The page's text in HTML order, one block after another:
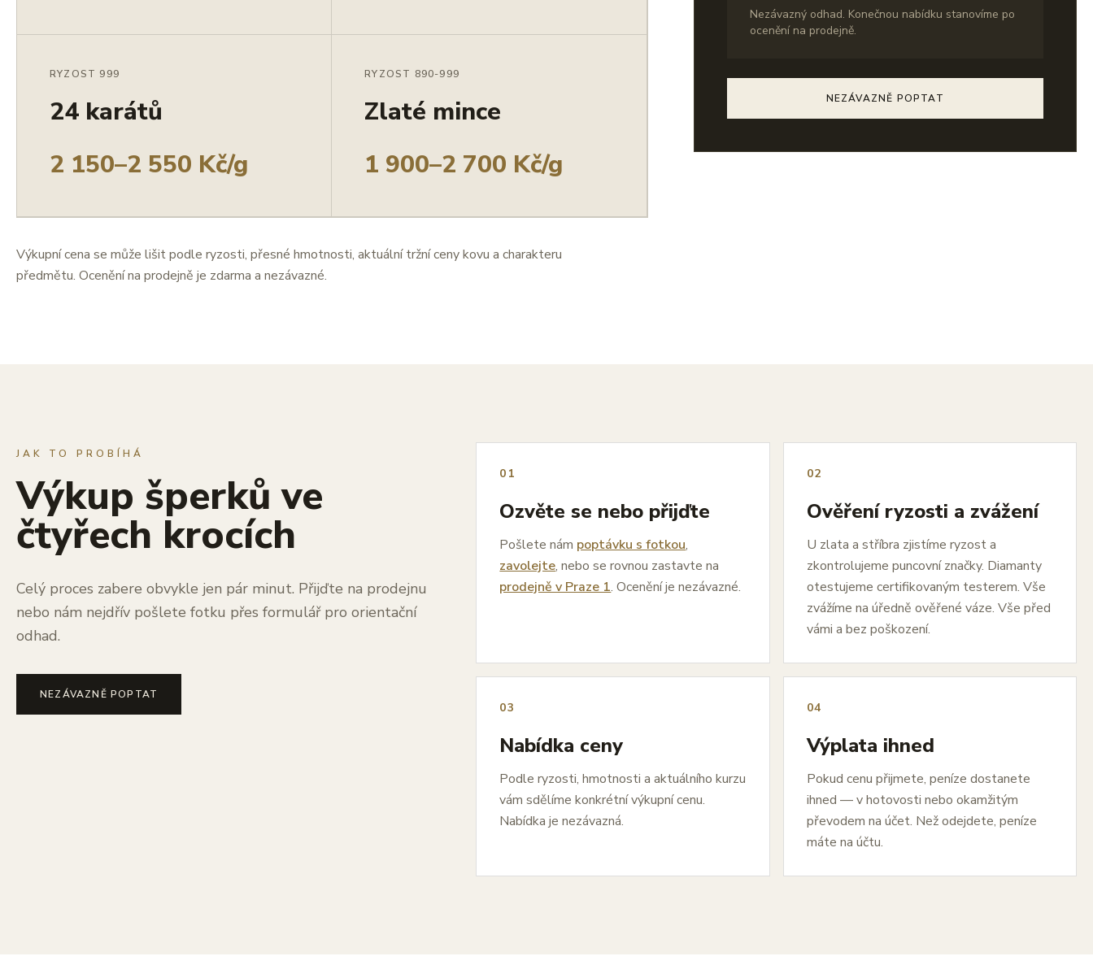
RYZOST 999
24 karátů
2 150–2 550 Kč/g
RYZOST 890-999
Zlaté mince
1 900–2 700 Kč/g
Výkupní cena se může lišit podle ryzosti, přesné hmotnosti, aktuální tržní ceny kovu a charakteru
předmětu. Ocenění na prodejně je zdarma a nezávazné.
Nezávazný odhad. Konečnou nabídku stanovíme po
ocenění na prodejně.
NEZÁVAZNĚ POPTAT
JAK TO PROBÍHÁ
Výkup šperků ve
čtyřech krocích
Celý proces zabere obvykle jen pár minut. Přijďte na prodejnu
nebo nám nejdřív pošlete fotku přes formulář pro orientační
odhad.
NEZÁVAZNĚ POPTAT
01
Ozvěte se nebo přijďte
Pošlete nám poptávku s fotkou,
zavolejte, nebo se rovnou zastavte na
prodejně v Praze 1. Ocenění je nezávazné.
02
Ověření ryzosti a zvážení
U zlata a stříbra zjistíme ryzost a
zkontrolujeme puncovní značky. Diamanty
otestujeme certifikovaným testerem. Vše
zvážíme na úředně ověřené váze. Vše před
vámi a bez poškození.
03
Nabídka ceny
Podle ryzosti, hmotnosti a aktuálního kurzu
vám sdělíme konkrétní výkupní cenu.
Nabídka je nezávazná.
04
Výplata ihned
Pokud cenu přijmete, peníze dostanete
ihned — v hotovosti nebo okamžitým
převodem na účet. Než odejdete, peníze
máte na účtu.